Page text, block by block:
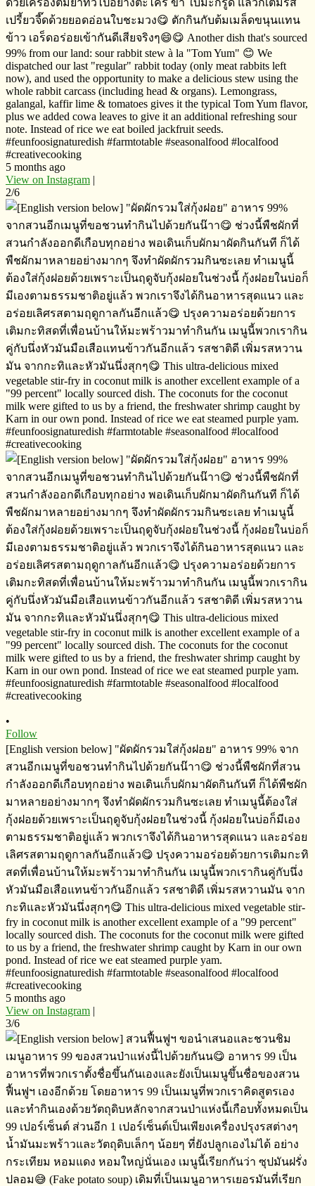
เปรี้ยวจี๊ดด้วยยอดอ่อนใบชะมวง😋 ตักกินกับต้มเมล็ดขนุนแทน
ข้าว​ เอร็ดอร่อย​เข้ากันดีเสียจริงๆ😄😋 Another dish that's sourced
99% from our land: sour rabbit stew à la "Tom Yum" 😊 We
dispatched our last "regular" rabbit today (only meat rabbits left
now), and used the opportunity to make a delicious stew using the
whole rabbit carcass (including head & organs). Lemongrass,
galangal, kaffir lime & tomatoes gives it the typical Tom Yum flavor,
plus we added cowa leaves to give it an additional refreshing sour
note. Instead of rice we eat boiled jackfruit seeds.
#feunfoosignaturedish #farmtotable #seasonalfood #localfood
#creativecooking
5 months ago
View on Instagram |
2/6
•
Follow
[English version below] "ผัดผักรวมใส่กุ้งฝอย" อาหาร​ 99% จาก
สวนอีกเมนู​ที่ขอชวนทำกินไปด้วยกันน๊าา😋 ช่วงนี้พืชผักที่สวน
กำลังออกดีเกือบทุกอย่าง​ พอเดินเก็บผักมาผัดกิน​กันที ก็ได้พืชผัก
มาหลายอย่างมากๆ​ จึงทำผัดผักรวมกินซะเลย ทำเมนูนี้ต้องใส่
กุ้งฝอยด้วยเพราะเป็นฤดูจับกุ้งฝอยในช่วงนี้​ กุ้งฝอยในบ่อก็มีเอง
ตาม​ธรรมชาติ​อยู่แล้ว​ พวกเราจึงได้กินอาหารสุดแนว​ และอร่อย
เลิศรสตามฤดูกาลกันอีกแล้ว😋 ปรุงความอร่อยด้วยการเติมกะทิ​
สดที่เพื่อนบ้านให้มะพร้าวมาทำกินกัน​ เมนูนี้พวกเรากินคู่กับนึ่ง
หัวมันมือเสือแทนข้าวกันอีกแล้ว​ รสชาติ​ดี​ เพิ่มรสหวานมัน​ จาก
กะทิและหัวมันนึ่งสุกๆ😋 This ultra-delicious mixed vegetable stir-
fry in coconut milk is another excellent example of a "99 percent"
locally sourced dish. The coconuts for the coconut milk were gifted
to us by a friend, the freshwater shrimp caught by Karn in our own
pond. Instead of rice we eat steamed purple yam.
#feunfoosignaturedish #farmtotable #seasonalfood #localfood
#creativecooking
5 months ago
View on Instagram |
3/6